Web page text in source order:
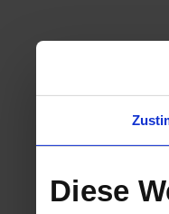
Diese